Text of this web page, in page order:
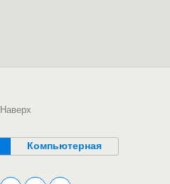
Наверх
Компьютерная